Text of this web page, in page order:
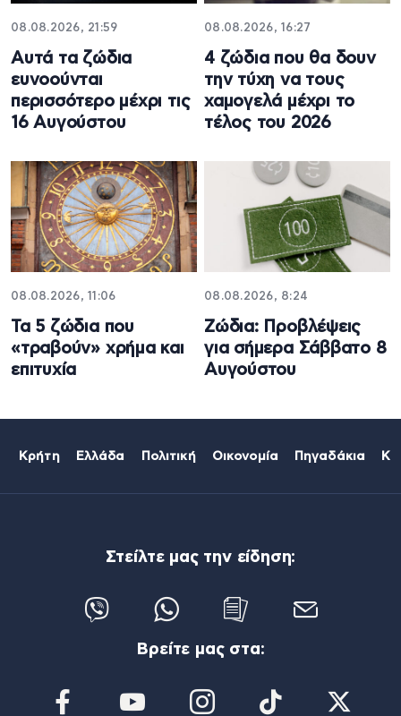
08.08.2026, 21:59
Aυτά τα ζώδια
ευνοούνται
περισσότερο μέχρι τις
16 Αυγούστου
08.08.2026, 16:27
4 ζώδια που θα δουν
την τύχη να τους
χαμογελά μέχρι το
τέλος του 2026
08.08.2026, 11:06
Τα 5 ζώδια που
«τραβούν» χρήμα και
επιτυχία
08.08.2026, 8:24
Ζώδια: Προβλέψεις
για σήμερα Σάββατο 8
Αυγούστου
Κρήτη Ελλάδα Πολιτική Οικονομία Πηγαδάκια
Στείλτε μας την είδηση:
Βρείτε μας στα: